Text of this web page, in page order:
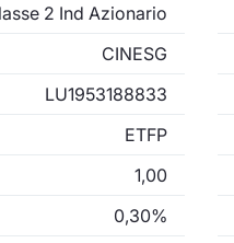
2 Ind Azionario
CINESG
LU1953188833
ETFP
1,00
0,30%